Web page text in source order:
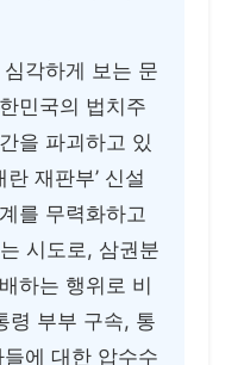
각하게 보는 문
민국의 법치주
을 파괴하고 있
재판부’ 신설
를 무력화하고
시도로, 삼권분
하는 행위로 비
령 부부 구속, 통
에 대한 압수수